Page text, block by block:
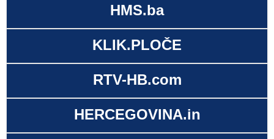
HMS.ba
KLIK.PLOČE
RTV-HB.com
HERCEGOVINA.in